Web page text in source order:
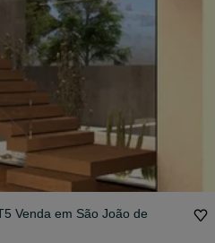
Venda em São João de